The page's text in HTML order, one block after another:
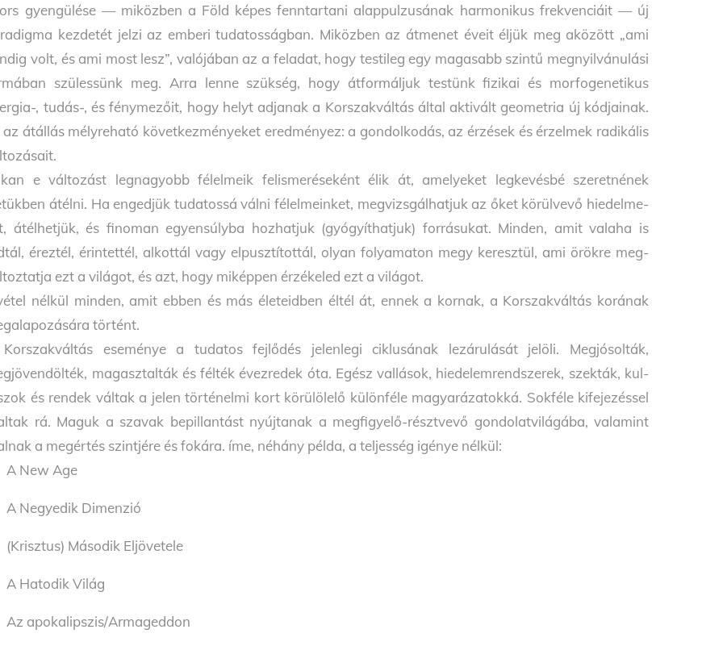
gyengülése — miközben a Föld képes fenntartani alappulzusának harmonikus frekvenciáit — új
kezdetét jelzi az emberi tudatosságban. Miközben az átmenet éveit éljük meg aközött „ami
volt, és ami most lesz”, valójában az a feladat, hogy testileg egy magasabb szintű megnyilvánulási
szü­lessünk meg. Arra lenne szükség, hogy átformáljuk testünk fizikai és morfogenetikus
, tudás-, és fénymezőit, hogy helyt adjanak a Korszakváltás által aktivált geometria új kódjainak.
az átállás mélyreható következményeket eredményez: a gondolkodás, az érzé­sek és érzelmek radikális
e változást legnagyobb félelmeik felismeréseként élik át, amelyeket legkevésbé szeretnének
átélni. Ha engedjük tuda­tossá válni félelmeinket, megvizsgálhatjuk az őket körülvevő hiedelme­
átélhetjük, és finoman egyensúlyba hozhatjuk (gyógyíthatjuk) forrásukat. Minden, amit valaha is
éreztél, érintettél, alkottál vagy elpusztítottál, olyan folyamaton megy keresztül, ami örökre meg­
ezt a világot, és azt, hogy miképpen érzékeled ezt a világot.
nélkül minden, amit ebben és más életeidben éltél át, en­nek a kornak, a Korszakváltás korának
történt.
eseménye a tudatos fejlődés jelenlegi ciklusának lezárulását jelöli. Megjósolták,
magasztalták és fél­ték évezredek óta. Egész vallások, hiedelemrendszerek, szekták, kul­
és rendek váltak a jelen történelmi kort körülölelő különféle magyarázatokká. Sokféle kifejezéssel
rá. Maguk a szavak be­pillantást nyújtanak a megfigyelő-résztvevő gondolatvilágába, vala­mint
a megértés szintjére és fokára. íme, néhány példa, a teljesség igénye nélkül:
A New Age
A Negyedik Dimenzió
(Krisztus) Második Eljövetele
A Hatodik Világ
Az apokalipszis/Armageddon